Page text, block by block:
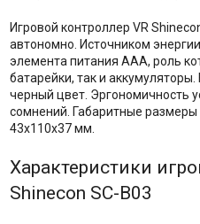
Игровой контроллер VR
автономно. Источником
элемента питания AAA, роль
батарейки, так и
черный цвет. Эргономичность
сомнений. Габаритные
43x110x37 мм.
Характеристики
Shinecon SC-B03